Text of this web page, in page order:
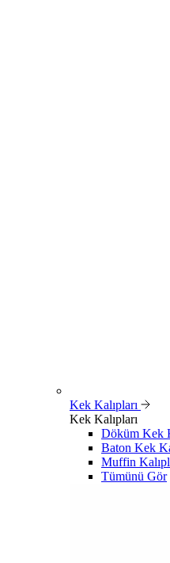
Kek Kalıpları
Kek Kalıpları
Döküm Kek
Baton Kek
Muffin
Tümünü Gör